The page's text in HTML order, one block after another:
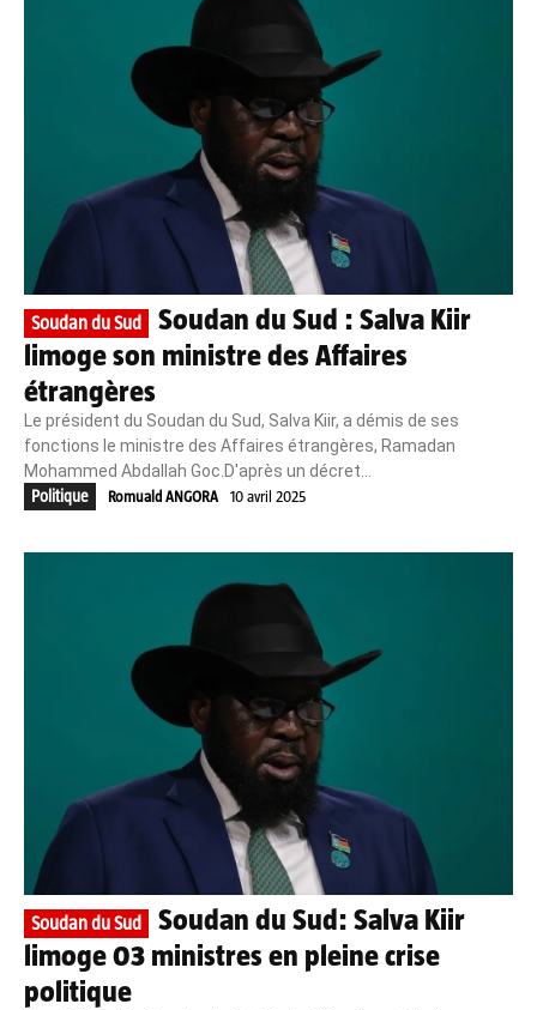
Soudan du Sud
Soudan du Sud : Salva Kiir
limoge son ministre des Affaires
étrangères
Le président du Soudan du Sud, Salva Kiir, a démis de ses
fonctions le ministre des Affaires étrangères, Ramadan
Mohammed Abdallah Goc.D'après un décret...
Politique
Romuald ANGORA 10 avril 2025
Soudan du Sud
Soudan du Sud: Salva Kiir
limoge 03 ministres en pleine crise
politique